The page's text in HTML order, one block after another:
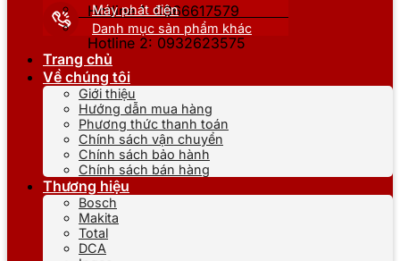
Hotline 1: 0866617579
Hotline 2: 0932623575
Máy phát điện
Danh mục sản phẩm khác
Trang chủ
Về chúng tôi
Giới thiệu
Hướng dẫn mua hàng
Phương thức thanh toán
Chính sách vận chuyển
Chính sách bảo hành
Chính sách bán hàng
Thương hiệu
Bosch
Makita
Total
DCA